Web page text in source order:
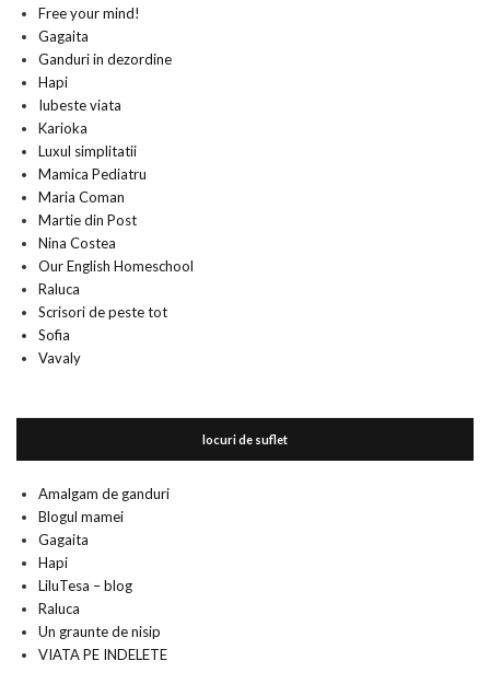
Free your mind!
Gagaita
Ganduri in dezordine
Hapi
Iubeste viata
Karioka
Luxul simplitatii
Mamica Pediatru
Maria Coman
Martie din Post
Nina Costea
Our English Homeschool
Raluca
Scrisori de peste tot
Sofia
Vavaly
locuri de suflet
Amalgam de ganduri
Blogul mamei
Gagaita
Hapi
LiluTesa – blog
Raluca
Un graunte de nisip
VIATA PE INDELETE